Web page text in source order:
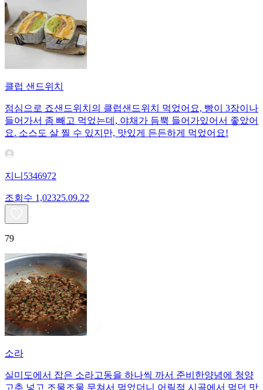
클럽 샌드위치
점심으로 죠샌드위치의 클럽샌드위치 먹었어요, 빵이 3장이나
들어가서 좀 빼고 먹었는데, 야채가 듬뿍 들어가있어서 좋았어
요. 소스도 살 찔 수 있지만, 맛있게 든든하게 먹었어요!
지니5346972
조회수 1,02325.09.22
79
소라
실미도에서 잡은 소라고동을 하나씩 까서 준비한양념에 청양
고추 넣고 조물조물 무쳐서 먹었더니 어릴적 시골에서 먹던 맛